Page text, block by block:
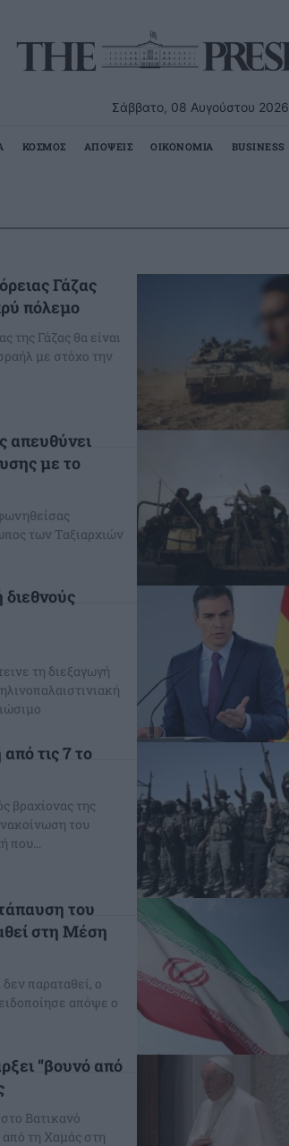
Σάββατο, 08 Αυγούστου 2026
ΚΟΣΜΟΣ ΑΠΟΨΕΙΣ ΟΙΚΟΝΟΜΙΑ BUSINESS
Γάζας
πόλεμο
της Γάζας θα είναι
με στόχο την
απευθύνει
με το
των Ταξιαρχιών
τη διεξαγωγή
τις 7 το
βραχίονας της
του
του
στη Μέση
παραταθεί, ο
απόψε ο
“βουνό από
Βατικανό
τη Χαμάς στη